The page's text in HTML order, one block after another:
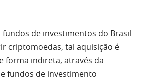
de investimentos do Brasil
criptomoedas, tal aquisição é
forma indireta, através da
fundos de investimento